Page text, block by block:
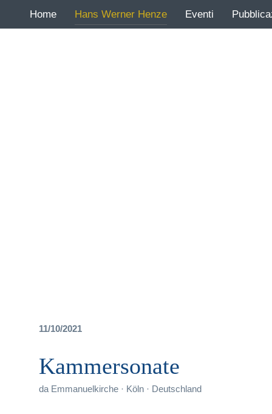
Home Hans Werner Henze Eventi
11/10/2021
Kammersonate
da Emmanuelkirche · Köln · Deutschland